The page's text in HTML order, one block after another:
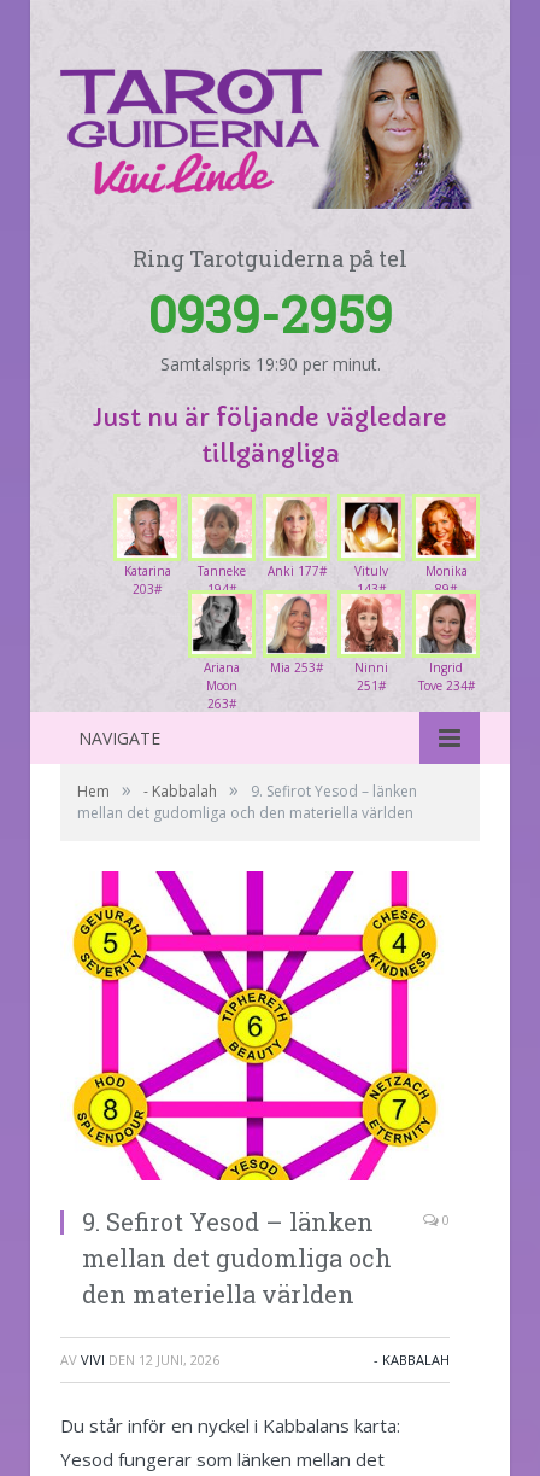
Ring Tarotguiderna på tel
0939-2959
Samtalspris 19:90 per minut.
Just nu är följande vägledare
tillgängliga
Monika
89#
Vitulv
143#
Anki 177#
Tanneke
194#
Katarina
203#
Ingrid
Tove 234#
Ninni
251#
Mia 253#
Ariana
Moon
263#
NAVIGATE
Hem » - Kabbalah »
9. Sefirot Yesod – länken
mellan det gudomliga och den materiella världen
9. Sefirot Yesod – länken
mellan det gudomliga och
den materiella världen
0
AV VIVI DEN 12 JUNI, 2026 - KABBALAH
Du står inför en nyckel i Kabbalans karta:
Yesod fungerar som länken mellan det